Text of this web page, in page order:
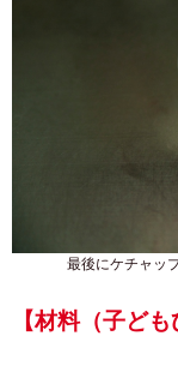
最後にケチャッ
【材料（子ども